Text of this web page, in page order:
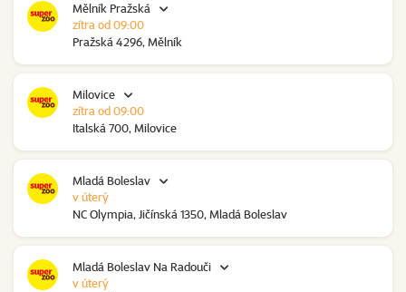
Mělník Pražská
Pražská 4296, Mělník
zítra od 09:00
Milovice
Italská 700, Milovice
zítra od 09:00
Mladá Boleslav
NC Olympia, Jičínská 1350, Mladá Boleslav
v úterý
Mladá Boleslav Na Radouči
v úterý